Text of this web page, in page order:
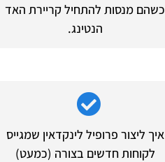
כשהם מנסות להתחיל קריירת האד
הנטינג.
איך ליצור פרופיל לינקדאין שמגייס
לקוחות חדשים בצורה (כמעט)